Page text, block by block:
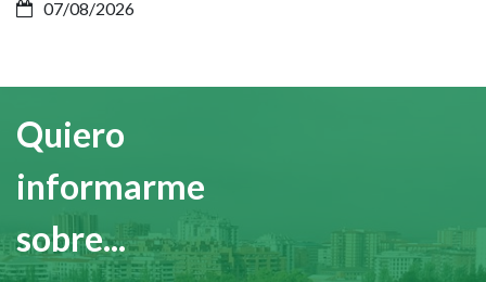
07/08/2026
Quiero
informarme
sobre...